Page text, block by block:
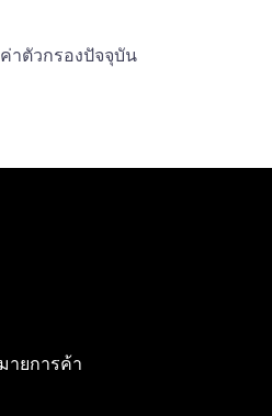
าตัวกรองปัจจุบัน
ายการค้า